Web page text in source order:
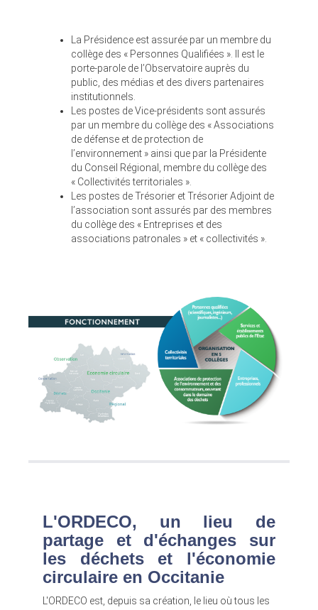
La Présidence est assurée par un membre du
collège des « Personnes Qualifiées ». Il est le
porte-parole de l’Observatoire auprès du
public, des médias et des divers partenaires
institutionnels.
Les postes de Vice-présidents sont assurés
par un membre du collège des « Associations
de défense et de protection de
l’environnement » ainsi que par la Présidente
du Conseil Régional, membre du collège des
« Collectivités territoriales ».
Les postes de Trésorier et Trésorier Adjoint de
l’association sont assurés par des membres
du collège des « Entreprises et des
associations patronales » et « collectivités ».
L'ORDECO, un lieu de
partage et d'échanges sur
les déchets et l'économie
circulaire en Occitanie
L'ORDECO est, depuis sa création, le lieu où tous les